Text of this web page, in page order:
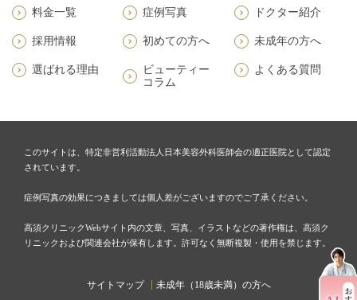
料金一覧 症例写真 ドクター紹介
採用情報 初めての方へ 未成年の方へ
選ばれる理由
ビューティー
コラム
よくある質問
このサイトは、特定非営利活動法人日本美容外科医師会の適正医院として認定
されています。
症例写真の効果につきましては個人差がございますのでご了承ください。
高須クリニックWebサイト内の文章、写真、イラストなどの著作権は、高須ク
リニックおよび関連会社が保有します。許可なく無断複製・使用を禁じます。
サイトマップ
未成年（18歳未満）の方へ